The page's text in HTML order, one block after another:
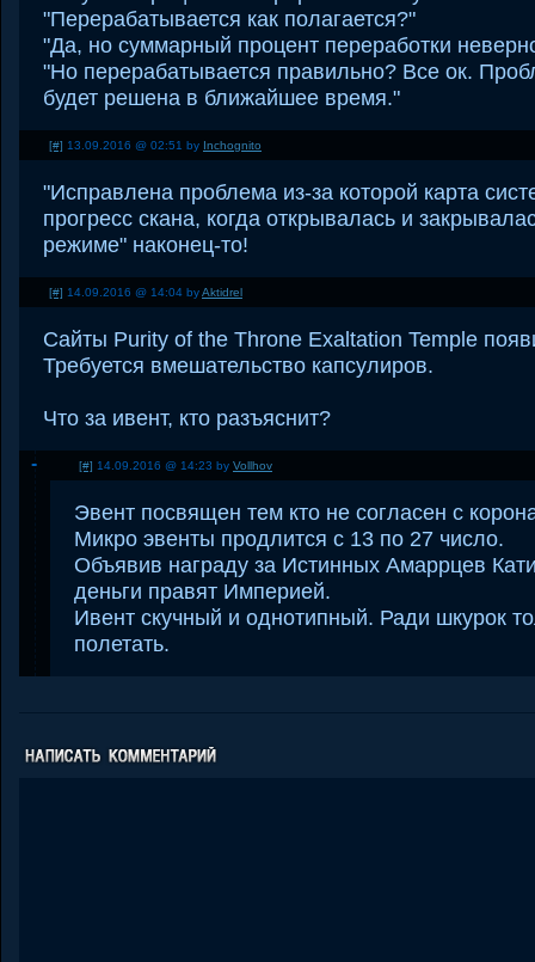
"Перерабатывается как полагается?"
"Да, но суммарный процент переработки
"Но перерабатывается правильно? Все ок.
будет решена в ближайшее время."
[#] 13.09.2016 @ 02:51 by Inchognito
"Исправлена проблема из-за которой карта
прогресс скана, когда открывалась и
режиме" наконец-то!
[#] 14.09.2016 @ 14:04 byAktidrel
Сайты Purity of the Throne Exaltation Temple
Требуется вмешательство капсулиров.
Что за ивент, кто разъяснит?
[#] 14.09.2016 @ 14:23 by Vollhov
Эвент посвящен тем кто не согласен с
Микро эвенты продлится с 13 по 27 число.
Объявив награду за Истинных Амаррцев
деньги правят Империей.
Ивент скучный и однотипный. Ради шкурок
полетать.